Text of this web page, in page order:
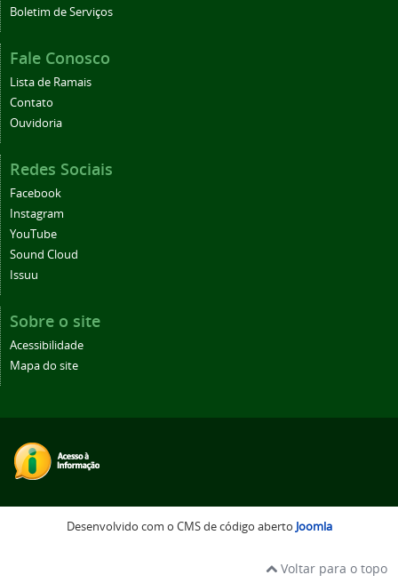
Boletim de Serviços
Fale Conosco
Lista de Ramais
Contato
Ouvidoria
Redes Sociais
Facebook
Instagram
YouTube
Sound Cloud
Issuu
Sobre o site
Acessibilidade
Mapa do site
Desenvolvido com o CMS de código aberto Joomla
Voltar para o topo